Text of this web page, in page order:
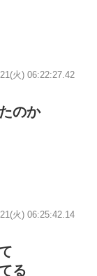
火) 06:22:27.42
のか
火) 06:25:42.14
る